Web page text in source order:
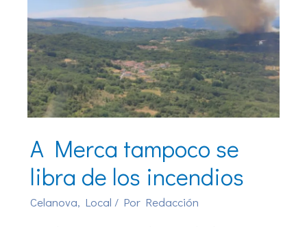
A Merca tampoco se
libra de los incendios
Celanova, Local / Por Redacción